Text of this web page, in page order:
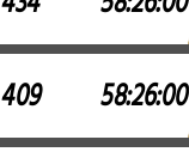
409 58:26:00